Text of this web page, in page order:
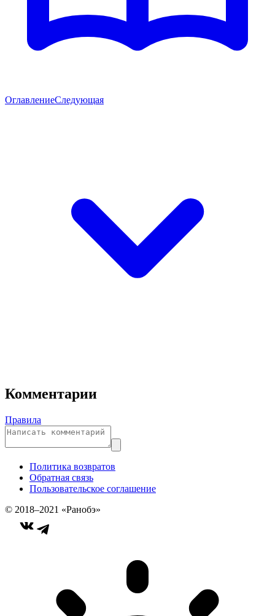
ОглавлениеСледующая
Комментарии
Правила
Политика возвратов
Обратная связь
Пользовательское соглашение
© 2018–2021 «Ранобэ»